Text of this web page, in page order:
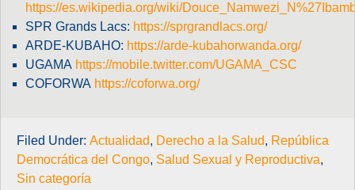
https://es.wikipedia.org/wiki/
SPR Grands Lacs: https://sprgrandlacs.org/
ARDE-KUBAHO: https://arde-kubahorwanda.org/
UGAMA https://mobile.twitter.com/UGAMA_CSC
COFORWA https://coforwa.org/
Filed Under: Actualidad, Derecho a la Salud, República
Democrática del Congo, Salud Sexual y Reproductiva,
Sin categoría